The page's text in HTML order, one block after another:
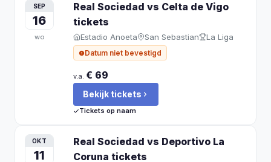
SEP
16
wo
Real Sociedad vs Celta de Vigo
tickets
Estadio Anoeta San Sebastian La Liga
Datum niet bevestigd
v.a. € 69
Bekijk tickets
Tickets op naam
OKT
11
Real Sociedad vs Deportivo La
Coruna tickets